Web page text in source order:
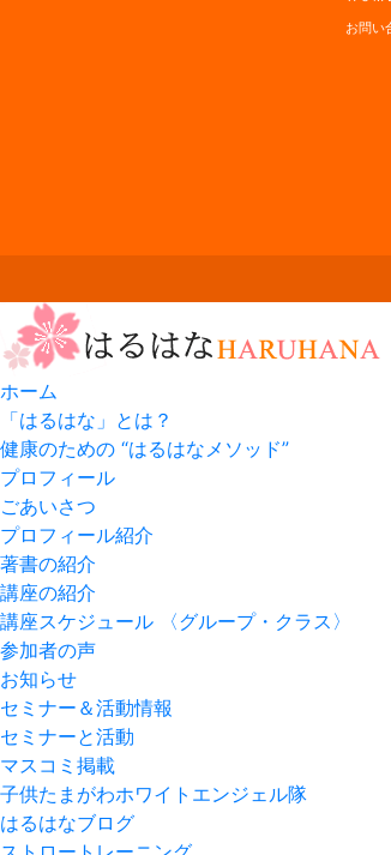
お問い
ホーム
「はるはな」とは？
健康のための “はるはなメソッド”
プロフィール
ごあいさつ
プロフィール紹介
著書の紹介
講座の紹介
講座スケジュール 〈グループ・クラス〉
参加者の声
お知らせ
セミナー＆活動情報
セミナーと活動
マスコミ掲載
子供たまがわホワイトエンジェル隊
はるはなブログ